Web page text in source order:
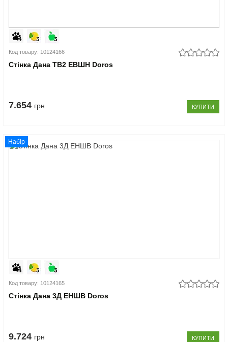
Код товару: 10124166
Стінка Дана ТВ2 ЕВШН Doros
7.654 грн КУПИТИ
Набір
Код товару: 10124165
Стінка Дана 3Д ЕНШВ Doros
9.724 грн КУПИТИ